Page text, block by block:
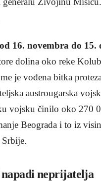
16. novembra do 15.
dolina oko reke
je vođena bitka
austrougarska
vojsku činilo oko 270
Beograda i to iz
neprijatelja